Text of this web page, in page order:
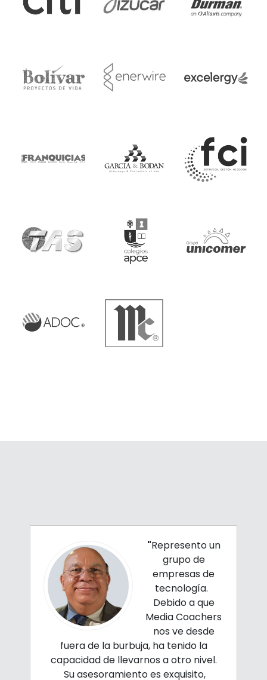
"Represento un
grupo de
empresas de
tecnología.
Debido a que
Media Coachers
nos ve desde
fuera de la burbuja, ha tenido la
capacidad de llevarnos a otro nivel.
Su asesoramiento es exquisito,